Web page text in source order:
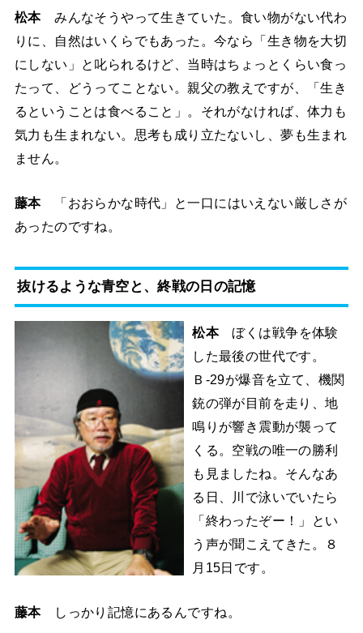
松本みんなそうやって生きていた。食い物がない代わ
りに、自然はいくらでもあった。今なら「生き物を大切
にしない」と叱られるけど、当時はちょっとくらい食っ
たって、どうってことない。親父の教えですが、「生き
るということは食べること」。それがなければ、体力も
気力も生まれない。思考も成り立たないし、夢も生まれ
ません。
藤本「おおらかな時代」と一口にはいえない厳しさが
あったのですね。
抜けるような青空と、終戦の日の記憶
松本ぼくは戦争を体験
した最後の世代です。
Ｂ-29が爆音を立て、機関
銃の弾が目前を走り、地
鳴りが響き震動が襲って
くる。空戦の唯一の勝利
も見ましたね。そんなあ
る日、川で泳いでいたら
「終わったぞー！」とい
う声が聞こえてきた。８
月15日です。
藤本しっかり記憶にあるんですね。